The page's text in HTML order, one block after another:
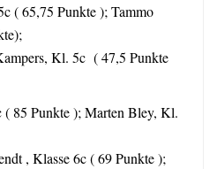
( 65,75 Punkte ); Tammo
Kl. 5c ( 47,5 Punkte
85 Punkte ); Marten Bley, Kl.
6c ( 69 Punkte );